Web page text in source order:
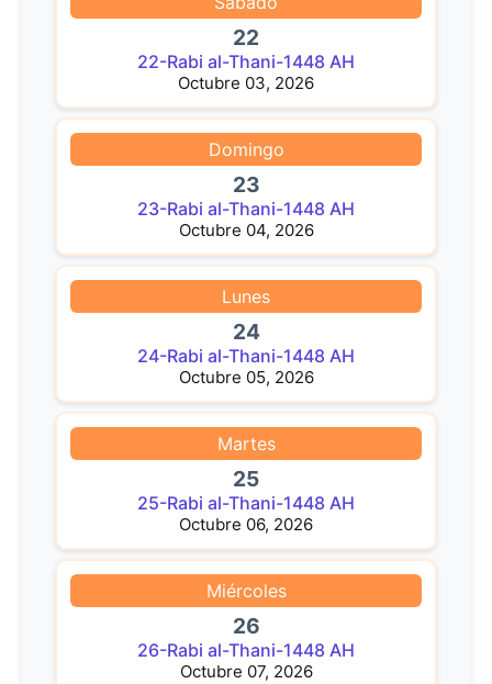
22
22-Rabi al-Thani-1448 AH
Octubre 03, 2026
Domingo
23
23-Rabi al-Thani-1448 AH
Octubre 04, 2026
Lunes
24
24-Rabi al-Thani-1448 AH
Octubre 05, 2026
Martes
25
25-Rabi al-Thani-1448 AH
Octubre 06, 2026
Miércoles
26
26-Rabi al-Thani-1448 AH
Octubre 07, 2026